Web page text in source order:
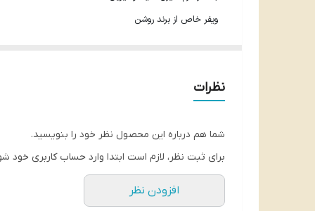
ویفر خاص از برند روشن
نظرات
شما هم درباره این محصول نظر خود را بنویسید.
برای ثبت نظر، لازم است ابتدا وارد حساب کاربری خود
افزودن نظر